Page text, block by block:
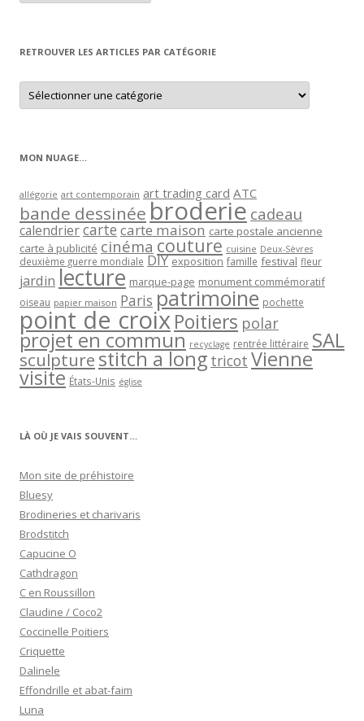
articles
MON NUAGE…
bande dessinée
carte à publicité cinémacouture cuisine
deuxième guerre mondiale DIY exposition famille
jardinlecture marque-page monument commémoratif
oiseau papier maison Parispatrimoine pochette
point de croixPoitierspolar
projet en commun recyclage rentrée littéraire SAL
sculpturestitch a longtricot Vienne
visite États-Unis église
LÀ OÙ JE VAIS SOUVENT…
Bluesy
Brodstitch
Capucine O
Cathdragon
C en Roussillon
Claudine / Coco2
Coccinelle Poitiers
Criquette
Dalinele
Effondrille et abat-faim
Luna
Mamazerty
Marlie
Le marquoir d’Elise (Emmanuelle)